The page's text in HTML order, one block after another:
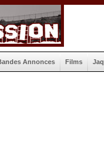
Annonces Films